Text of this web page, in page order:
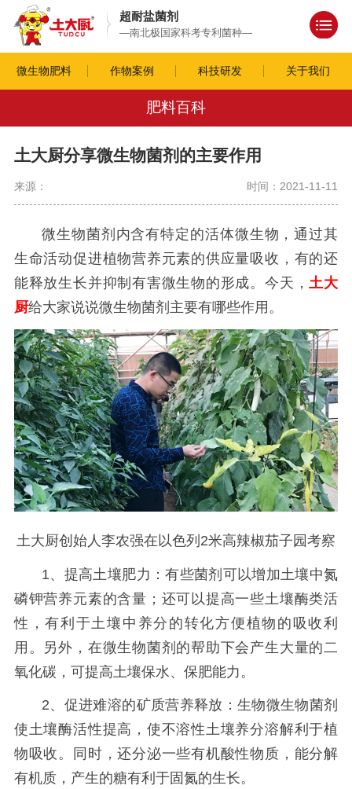
超耐盐菌剂
—南北极国家科考专利菌种—
微生物肥料 作物案例 科技研发 关于我们
肥料百科
土大厨分享微生物菌剂的主要作用
来源： 时间：2021-11-11
微生物菌剂内含有特定的活体微生物，通过其
生命活动促进植物营养元素的供应量吸收，有的还
能释放生长并抑制有害微生物的形成。今天，土大
厨给大家说说微生物菌剂主要有哪些作用。
土大厨创始人李农强在以色列2米高辣椒茄子园考察
1、提高土壤肥力：有些菌剂可以增加土壤中氮
磷钾营养元素的含量；还可以提高一些土壤酶类活
性，有利于土壤中养分的转化方便植物的吸收利
用。另外，在微生物菌剂的帮助下会产生大量的二
氧化碳，可提高土壤保水、保肥能力。
2、促进难溶的矿质营养释放：生物微生物菌剂
使土壤酶活性提高，使不溶性土壤养分溶解利于植
物吸收。同时，还分泌一些有机酸性物质，能分解
有机质，产生的糖有利于固氮的生长。